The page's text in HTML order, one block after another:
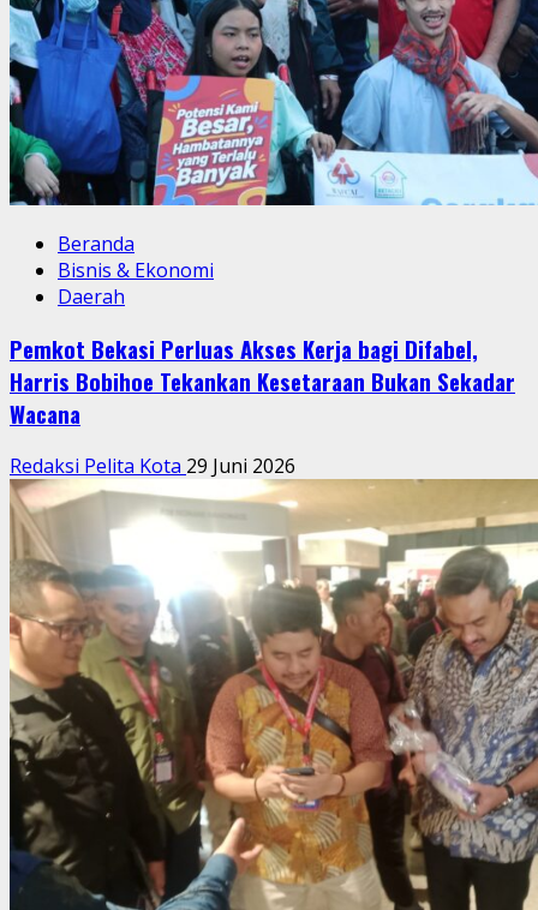
Beranda
Bisnis & Ekonomi
Daerah
Pemkot Bekasi Perluas Akses Kerja bagi Difabel,
Harris Bobihoe Tekankan Kesetaraan Bukan Sekadar
Wacana
Redaksi Pelita Kota 29 Juni 2026